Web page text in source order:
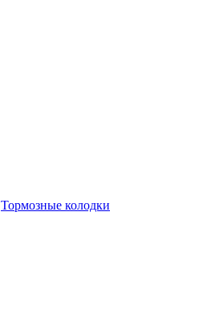
Тормозные колодки